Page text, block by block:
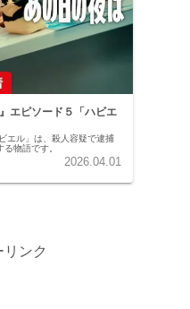
エピソード５「ハビエ
エル」は、殺人容疑で逮捕
物語です。
2026.04.01
リンク